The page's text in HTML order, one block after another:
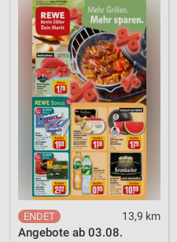
13,9 km
Angebote ab 03.08.